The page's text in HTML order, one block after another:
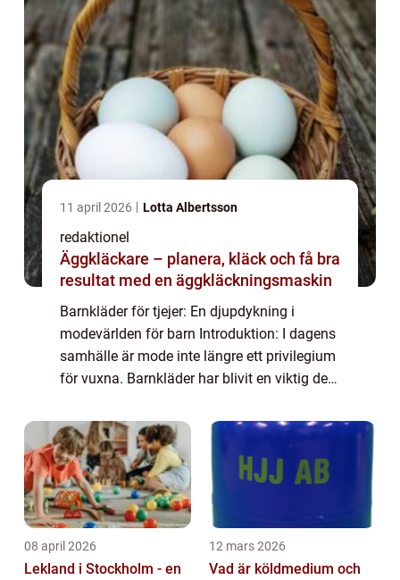
11 april 2026 Lotta Albertsson
redaktionel
Äggkläckare – planera, kläck och få bra
resultat med en äggkläckningsmaskin
Barnkläder för tjejer: En djupdykning i
modevärlden för barn Introduktion: I dagens
samhälle är mode inte längre ett privilegium
för vuxna. Barnkläder har blivit en viktig del
populära kategorierna är barnkläder fö...
08 april 2026
Lekland i Stockholm - en
12 mars 2026
Vad är köldmedium och